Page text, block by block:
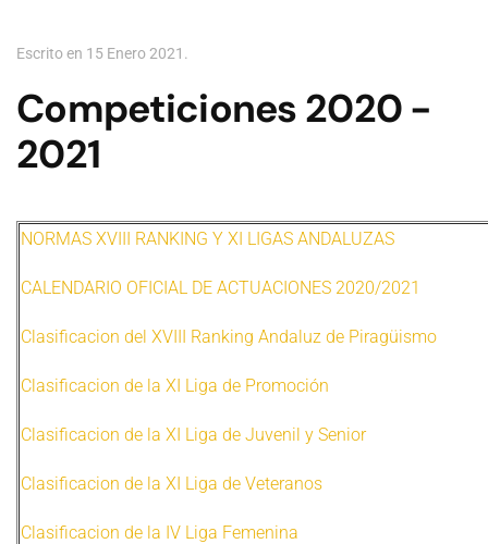
Escrito en 15 Enero 2021 .
Competiciones 2020 -
2021
NORMAS XVIII RANKING Y XI LIGAS ANDALUZAS
CALENDARIO OFICIAL DE ACTUACIONES 2020/2021
Clasificacion del XVIII Ranking Andaluz de Piragüismo
Clasificacion de la XI Liga de Promoción
Clasificacion de la XI Liga de Juvenil y Senior
Clasificacion de la XI Liga de Veteranos
Clasificacion de la IV Liga Femenina